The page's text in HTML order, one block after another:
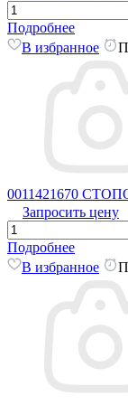
Подробнее
В избранное
0011421670
Запросить цену
Подробнее
В избранное